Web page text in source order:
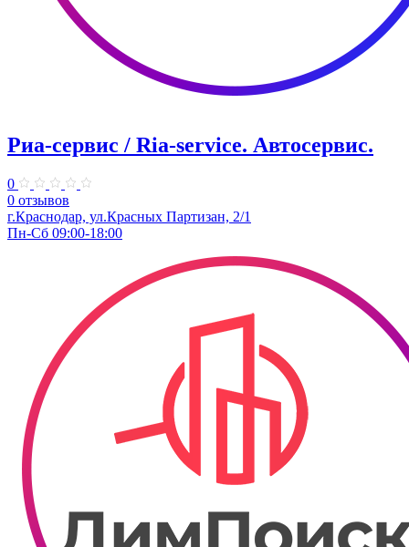
Риа-сервис / Ria-service. ​Автосервис.
0
0 отзывов
г.Краснодар, ул.Красных Партизан, 2/1
Пн-Сб 09:00-18:00